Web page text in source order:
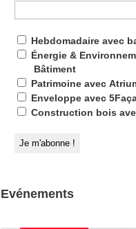
Hebdomadaire avec
Énergie &
Bâtiment
Patrimoine avec
Enveloppe avec
Construction bois
Evénements